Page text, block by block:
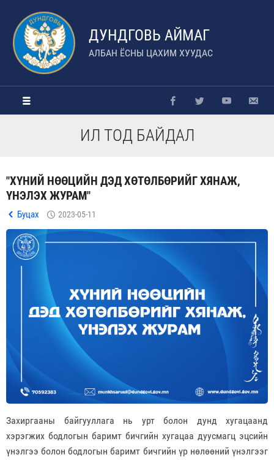
ДУНДГОВЬ АЙМАГ
АЛБАН ЁСНЫ ЦАХИМ ХУУДАС
ИЛ ТОД БАЙДАЛ
"ХҮНИЙ НӨӨЦИЙН ДЭД ХӨТӨЛБӨРИЙГ ХЯНАЖ,
ҮНЭЛЭХ ЖУРАМ"
Буцах 2023-05-11
Захиргааны байгууллага нь урт болон дунд хугацаанд
хэрэгжих бодлогын баримт бичгийн хугацаа дуусмагц эцсийн
үнэлгээ болон бодлогын баримт бичгийн үр нөлөөний үнэлгээг